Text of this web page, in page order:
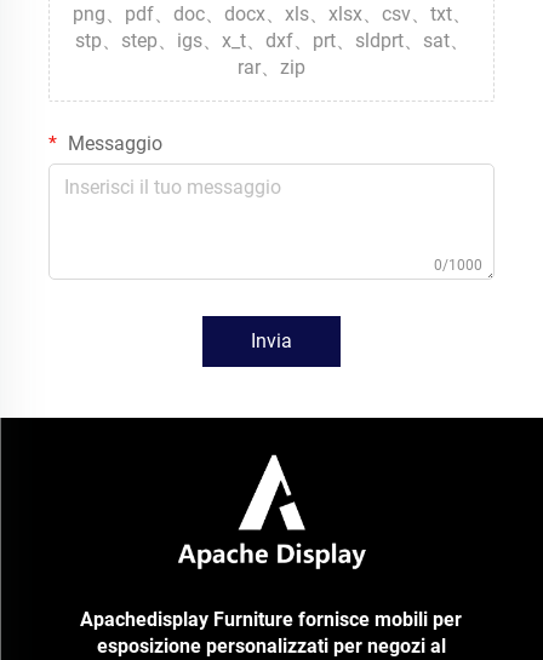
png、pdf、doc、docx、xls、xlsx、csv、txt、
stp、step、igs、x_t、dxf、prt、sldprt、sat、
rar、zip
Messaggio
0/1000
Invia
Apachedisplay Furniture fornisce mobili per
esposizione personalizzati per negozi al